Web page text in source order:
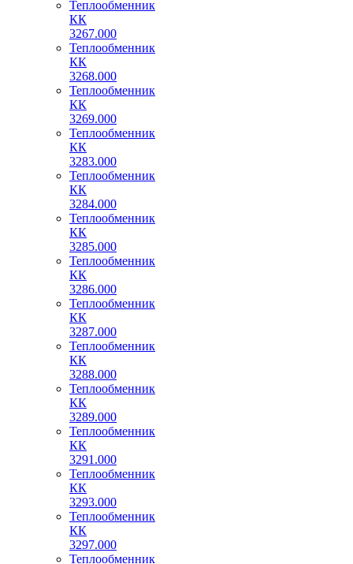
Теплообменник
КК
3267.000
Теплообменник
КК
3268.000
Теплообменник
КК
3269.000
Теплообменник
КК
3283.000
Теплообменник
КК
3284.000
Теплообменник
КК
3285.000
Теплообменник
КК
3286.000
Теплообменник
КК
3287.000
Теплообменник
КК
3288.000
Теплообменник
КК
3289.000
Теплообменник
КК
3291.000
Теплообменник
КК
3293.000
Теплообменник
КК
3297.000
Теплообменник